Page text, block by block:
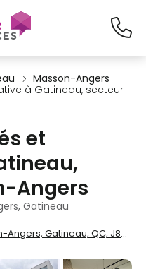
Masson-Angers
à Gatineau, secteur
et
Angers
Gatineau
Gatineau, QC, J8M 1P5